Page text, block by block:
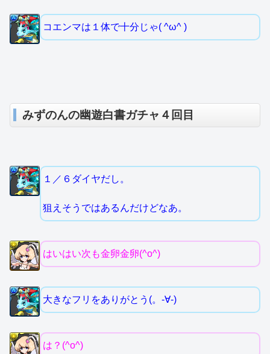
コエンマは１体で十分じゃ( ^ω^ )
みずのんの幽遊白書ガチャ４回目
１／６ダイヤだし。
狙えそうではあるんだけどなあ。
はいはい次も金卵金卵(^o^)
大きなフリをありがとう(。-∀-)
は？(^o^)